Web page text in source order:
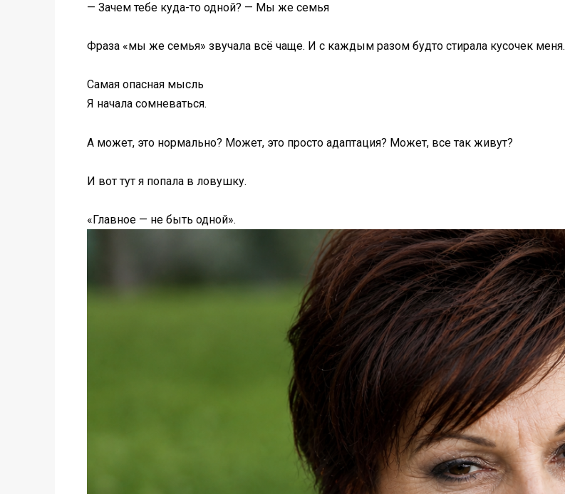
— Зачем тебе куда-то одной? — Мы же семья
Фраза «мы же семья» звучала всё чаще. И с каждым разом будто стирала кусочек меня.
Самая опасная мысль
Я начала сомневаться.
А может, это нормально? Может, это просто адаптация? Может, все так живут?
И вот тут я попала в ловушку.
«Главное — не быть одной».